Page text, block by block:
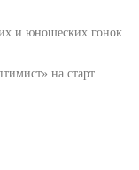
и юношеских гонок.
на старт